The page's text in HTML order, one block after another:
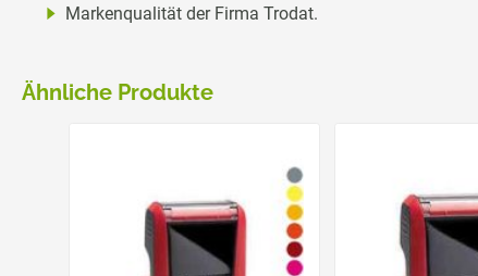
Markenqualität der Firma Trodat.
Ähnliche Produkte